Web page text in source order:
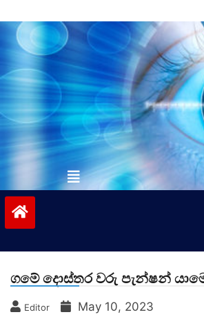
to
contentvinivida.lk
ගමේ දොස්තර වරු පැන්ෂන්
Editor May 10, 2023